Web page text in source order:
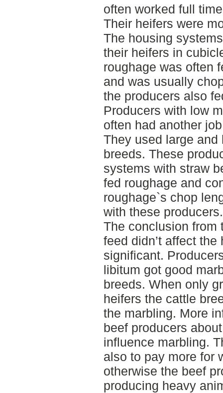
often worked full
Their heifers were
The housing
their heifers in
roughage was often
and was usually
the producers also
Producers with low
often had another
They used large and
breeds. These
systems with straw
fed roughage and
roughage`s chop
with these producers.
The conclusion from
feed didn’t affect
significant.
libitum got good
breeds. When only
heifers the cattle
the marbling. More
beef producers
influence marbling.
also to pay more for
otherwise the beef
producing heavy